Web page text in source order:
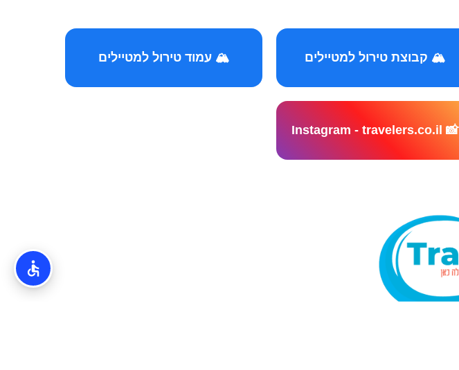
🏔️ קבוצת טירול למטיילים 🏔️ עמוד טירול למטיילים
📸 Instagram - travelers.co.il